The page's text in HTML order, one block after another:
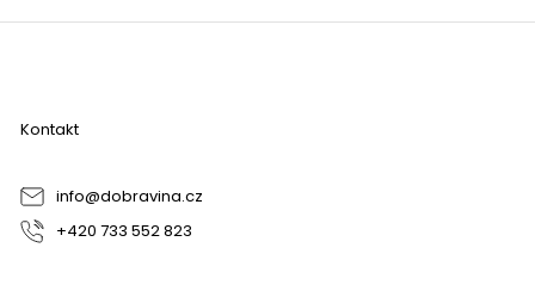
Z
Kontakt
info@dobravina.cz
+420 733 552 823